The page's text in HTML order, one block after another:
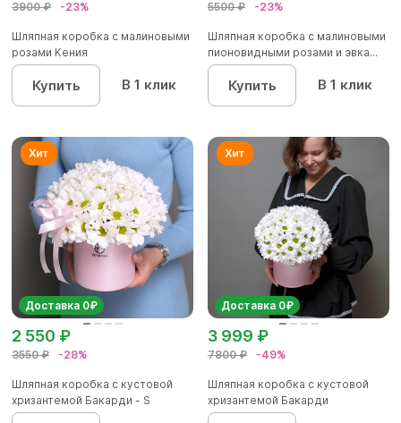
3900 ₽ -23%
Шляпная коробка с малиновыми
розами Кения
Купить В 1 клик
5500 ₽ -23%
Шляпная коробка с малиновыми
пионовидными розами и эвка...
Купить В 1 клик
Доставка 0₽
3550 ₽ -28%
2 550 ₽
Шляпная коробка с кустовой
хризантемой Бакарди - S
Доставка 0₽
7800 ₽ -49%
3 999 ₽
Шляпная коробка с кустовой
хризантемой Бакарди